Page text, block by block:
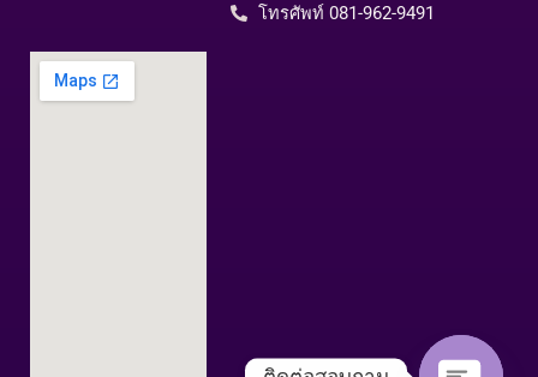
โทรศัพท์ 081-962-9491